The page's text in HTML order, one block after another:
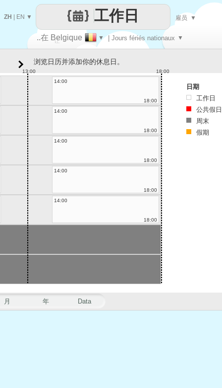
让
每一天
..在 Belgique ▼ | Jours fériés nationaux ▼
工作日
ZH EN ▼ 雇员 ▼
月 年 Data
浏览日历并添加你的休息日。
13:00
18:00
14:00
18:00
14:00
18:00
14:00
18:00
14:00
18:00
14:00
18:00
日期
工作日
公共假日
周末
假期